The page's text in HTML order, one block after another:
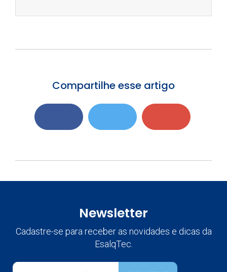
Compartilhe esse artigo
Newsletter
Cadastre-se para receber as novidades e dicas da
EsalqTec.